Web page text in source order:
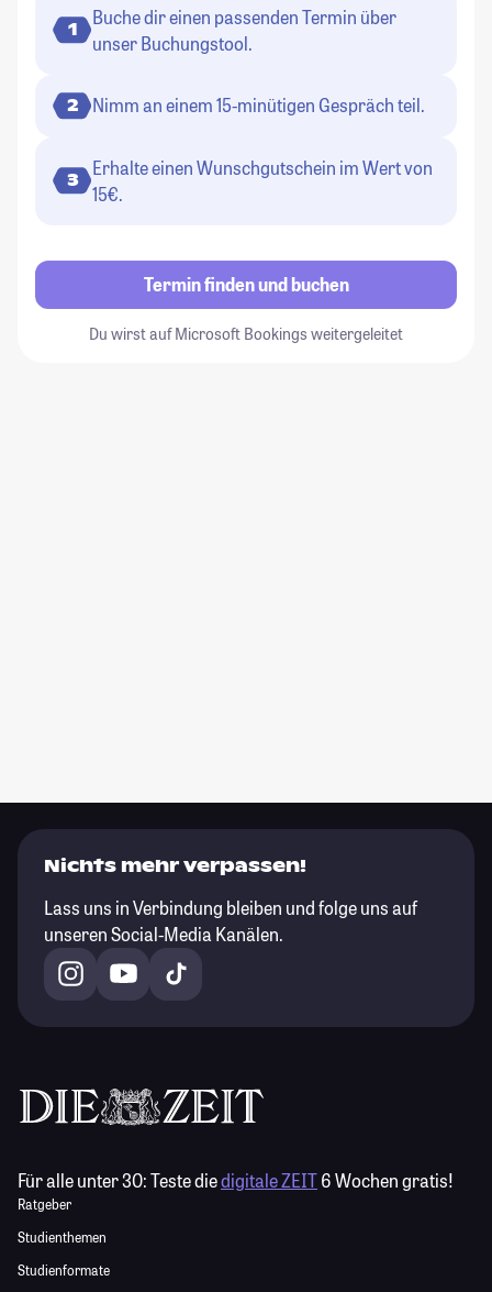
1
Buche dir einen passenden Termin über
unser Buchungstool.
2 Nimm an einem 15-minütigen Gespräch teil.
3
Erhalte einen Wunschgutschein im Wert von
15€.
Termin finden und buchen
Du wirst auf Microsoft Bookings weitergeleitet
Nichts mehr verpassen!
Lass uns in Verbindung bleiben und folge uns auf
unseren Social-Media Kanälen.
Für alle unter 30:Teste diedigitale ZEIT6 Wochen gratis!
Ratgeber
Studienthemen
Studienformate